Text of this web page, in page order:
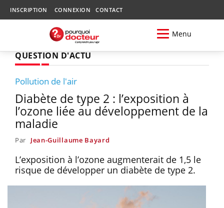
INSCRIPTION CONNEXION CONTACT
Menu
QUESTION D'ACTU
Pollution de l'air
Diabète de type 2 : l’exposition à
l’ozone liée au développement de la
maladie
Par Jean-Guillaume Bayard
L’exposition à l’ozone augmenterait de 1,5 le
risque de développer un diabète de type 2.